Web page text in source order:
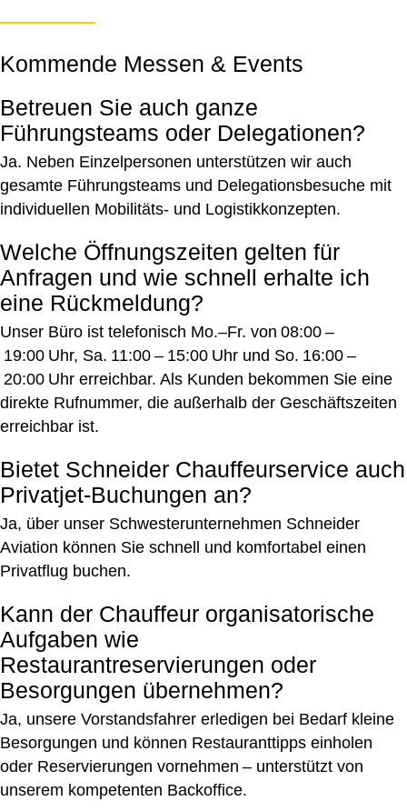
Kommende Messen & Events
Betreuen Sie auch ganze
Führungsteams oder Delegationen?
Ja. Neben Einzelpersonen unterstützen wir auch
gesamte Führungsteams und Delegationsbesuche mit
individuellen Mobilitäts‑ und Logistikkonzepten.
Welche Öffnungszeiten gelten für
Anfragen und wie schnell erhalte ich
eine Rückmeldung?
Unser Büro ist telefonisch Mo.–Fr. von 08:00 –
19:00 Uhr, Sa. 11:00 – 15:00 Uhr und So. 16:00 –
20:00 Uhr erreichbar. Als Kunden bekommen Sie eine
direkte Rufnummer, die außerhalb der Geschäftszeiten
erreichbar ist.
Bietet Schneider Chauffeurservice auch
Privatjet‑Buchungen an?
Ja, über unser Schwesterunternehmen Schneider
Aviation können Sie schnell und komfortabel einen
Privatflug buchen.
Kann der Chauffeur organisatorische
Aufgaben wie
Restaurantreservierungen oder
Besorgungen übernehmen?
Ja, unsere Vorstandsfahrer erledigen bei Bedarf kleine
Besorgungen und können Restauranttipps einholen
oder Reservierungen vornehmen – unterstützt von
unserem kompetenten Backoffice.